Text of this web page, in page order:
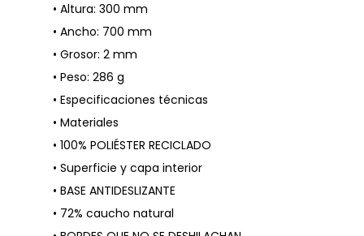
• Altura: 300 mm
• Ancho: 700 mm
• Grosor: 2 mm
• Peso: 286 g
• Especificaciones técnicas
• Materiales
• 100% POLIÉSTER RECICLADO
• Superficie y capa interior
• BASE ANTIDESLIZANTE
• 72% caucho natural